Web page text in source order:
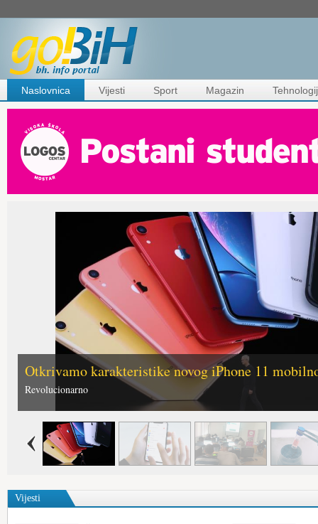
Naslovnica Vijesti Sport Magazin
Otkrivamo karakteristike novog iPhone 11
Revolucionarno
Produžite trajanje baterije na iPhoneu, riješite se
troše"
Praktičan savijet
Vijesti